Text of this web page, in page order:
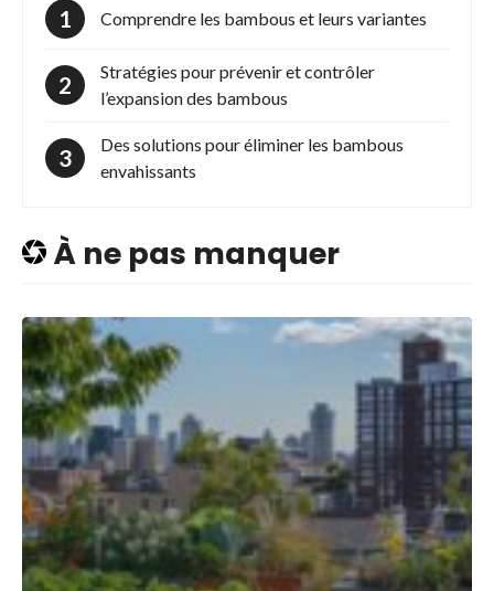
Comprendre les bambous et leurs variantes
Stratégies pour prévenir et contrôler
l’expansion des bambous
Des solutions pour éliminer les bambous
envahissants
À ne pas manquer